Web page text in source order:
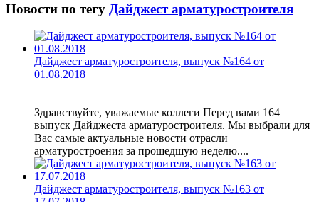
Новости по тегу Дайджест арматуростроителя
Дайджест арматуростроителя, выпуск №164 от
01.08.2018
Здравствуйте, уважаемые коллеги Перед вами 164
выпуск Дайджеста арматуростроителя. Мы выбрали для
Вас самые актуальные новости отрасли
арматуростроения за прошедшую неделю....
Дайджест арматуростроителя, выпуск №163 от